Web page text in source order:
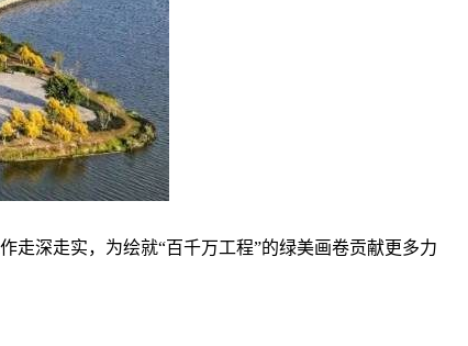
走深走实，为绘就“百千万工程”的绿美画卷贡献更多力